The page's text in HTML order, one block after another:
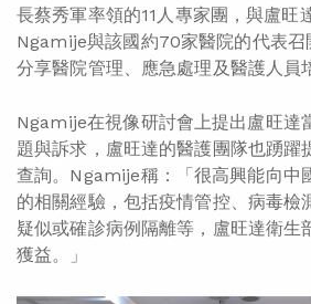
長蔡秀軍率領的11人專家團，與盧旺
Ngamije與該國約70家醫院的代表召
分享醫院管理、應急處理及醫護人員
Ngamije在視像研討會上提出盧旺達
題與訴求，盧旺達的醫護團隊也踴躍
查詢。Ngamije稱：「很高興能向中
的相關經驗，包括疫情管控、病毒檢
疑似或確診病例隔離等，盧旺達衛生
獲益。」